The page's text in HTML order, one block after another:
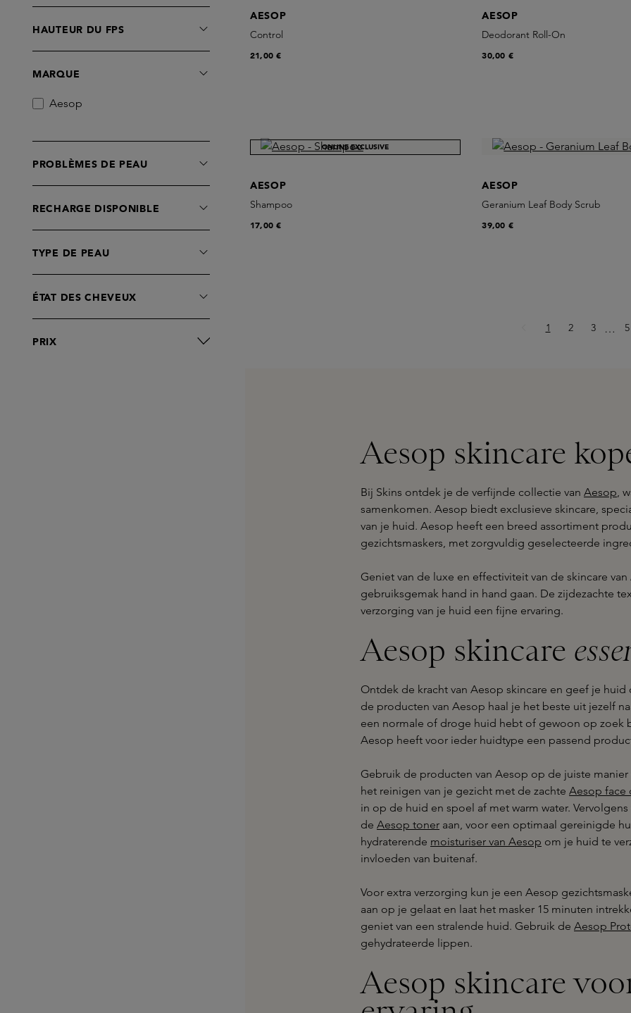
Shampooing
Soins de la Bouche
Styling
Tonifiants
Treatments
HAUTEUR DU FPS
MARQUE
Aesop
PROBLÈMES DE PEAU
RECHARGE DISPONIBLE
TYPE DE PEAU
ÉTAT DES CHEVEUX
PRIX
AESOP
Control
21,00 €
AESOP
Deodorant Roll-On
30,00 €
ONLINE EXCLUSIVE
AESOP
Shampoo
17,00 €
AESOP
Geranium Leaf Body Scrub
39,00 €
Page
1 Page
2 Page
3 Ellipsis
… 5
Aesop skincare
Bij Skins ontdek je de verfijnde collectie van Aesop,
samenkomen. Aesop biedt exclusieve skincare,
van je huid. Aesop heeft een breed assortiment
gezichtsmaskers, met zorgvuldig geselecteerde
Geniet van de luxe en effectiviteit van de skincare
gebruiksgemak hand in hand gaan. De zijdezachte
verzorging van je huid een fijne ervaring.
Aesop skincare
Ontdek de kracht van Aesop skincare en geef je huid
de producten van Aesop haal je het beste uit jezelf
een normale of droge huid hebt of gewoon op zoek
Aesop heeft voor ieder huidtype een passend
Gebruik de producten van Aesop op de juiste manier
het reinigen van je gezicht met de zachte Aesop face
in op de huid en spoel af met warm water.
de Aesop toner aan, voor een optimaal gereinigde
hydraterende moisturiser van Aesop om je huid te
invloeden van buitenaf.
Voor extra verzorging kun je een Aesop
aan op je gelaat en laat het masker 15 minuten
geniet van een stralende huid. Gebruik de Aesop
gehydrateerde lippen.
Aesop skincare